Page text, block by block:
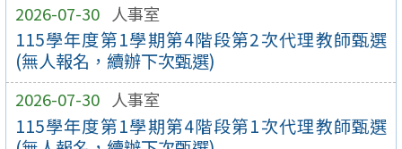
2026-07-30 人事室
115學年度第1學期第4階段第2次代理教師甄選
(無人報名，續辦下次甄選)
2026-07-30 人事室
115學年度第1學期第4階段第1次代理教師甄選